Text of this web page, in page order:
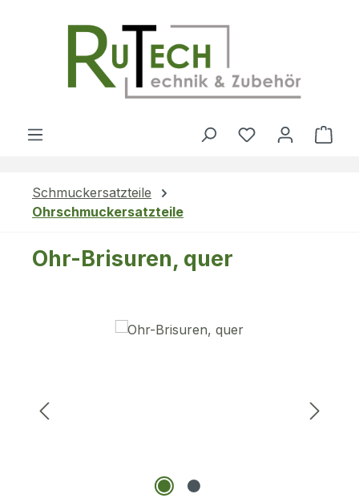
Du hast 0
Schmuckersatzteile
Ohrschmuckersatzteile
Ohr-Brisuren, quer
Bildergalerie überspringen